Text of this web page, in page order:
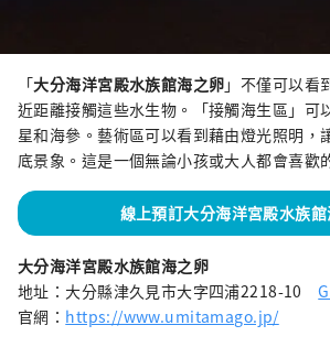
「大分海洋宮殿水族館海之卵」不僅可以看
近距離接觸這些水生物。「接觸海生區」可
星和海參。藝術區可以看到藉由燈光照明，
底景象。這是一個無論小孩或大人都會喜歡
線上預訂大分海洋宮殿水族
大分海洋宮殿水族館海之卵
地址：大分縣津久見市大字四浦2218-10
官網： https://www.umitamago.jp/